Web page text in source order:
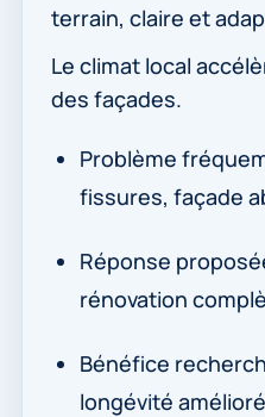
terrain, claire et
Le climat local
des façades.
Problème
fissures, façade
Réponse
rénovation
Bénéfice
longévité